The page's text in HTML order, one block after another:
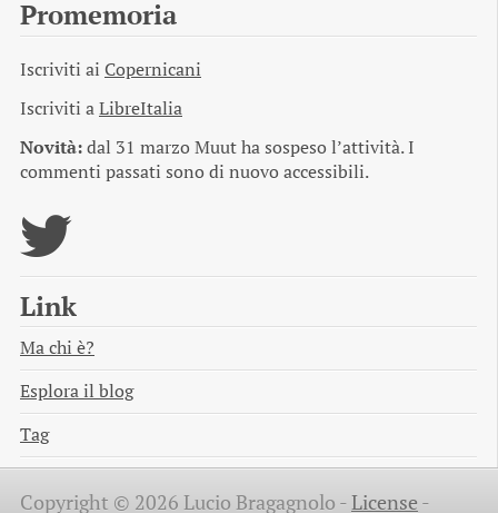
Promemoria
Iscriviti ai Copernicani
Iscriviti aLibreItalia
Novità:dal 31 marzo Muut ha sospeso l’attività. I
commenti passati sono di nuovo accessibili.
Link
Ma chi è?
Esplora il blog
Tag
Copyright © 2026 Lucio Bragagnolo -License -